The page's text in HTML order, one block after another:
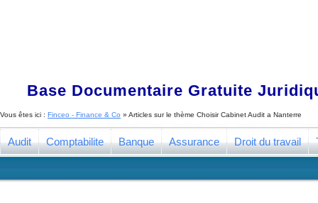
Base Documentaire Gratuite
Vous êtes ici : Finceo - Finance & Co » Articles sur le thème Choisir Cabinet Audit a Nanterre
Audit Comptabilite Banque Assurance Droit du travail